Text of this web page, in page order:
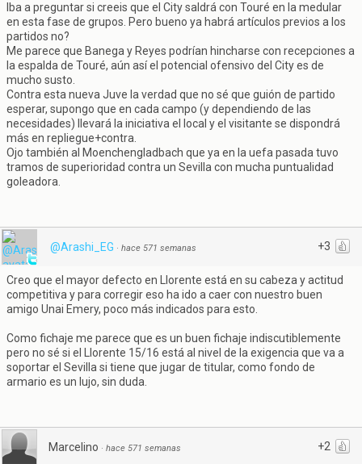
Iba a preguntar si creeis que el City saldrá con Touré en la medular
en esta fase de grupos. Pero bueno ya habrá artículos previos a los
partidos no?
Me parece que Banega y Reyes podrían hincharse con recepciones a
la espalda de Touré, aún así el potencial ofensivo del City es de
mucho susto.
Contra esta nueva Juve la verdad que no sé que guión de partido
esperar, supongo que en cada campo (y dependiendo de las
necesidades) llevará la iniciativa el local y el visitante se dispondrá
más en repliegue+contra.
Ojo también al Moenchengladbach que ya en la uefa pasada tuvo
tramos de superioridad contra un Sevilla con mucha puntualidad
goleadora.
+3
@Arashi_EG · hace 571 semanas
Creo que el mayor defecto en Llorente está en su cabeza y actitud
competitiva y para corregir eso ha ido a caer con nuestro buen
amigo Unai Emery, poco más indicados para esto.
Como fichaje me parece que es un buen fichaje indiscutiblemente
pero no sé si el Llorente 15/16 está al nivel de la exigencia que va a
soportar el Sevilla si tiene que jugar de titular, como fondo de
armario es un lujo, sin duda.
+2
Marcelino · hace 571 semanas